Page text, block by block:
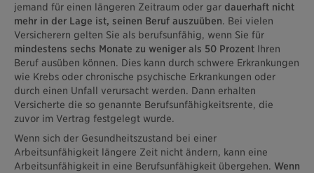
jemand für einen längeren Zeitraum oder gar dauerhaft nicht
mehr in der Lage ist, seinen Beruf auszuüben. Bei vielen
Versicherern gelten Sie als berufsunfähig, wenn Sie für
mindestens sechs Monate zu weniger als 50 Prozent Ihren
Beruf ausüben können. Dies kann durch schwere Erkrankungen
wie Krebs oder chronische psychische Erkrankungen oder
durch einen Unfall verursacht werden. Dann erhalten
Versicherte die so genannte Berufsunfähigkeitsrente, die
zuvor im Vertrag festgelegt wurde.
Wenn sich der Gesundheitszustand bei einer
Arbeitsunfähigkeit längere Zeit nicht ändern, kann eine
Arbeitsunfähigkeit in eine Berufsunfähigkeit übergehen. Wenn